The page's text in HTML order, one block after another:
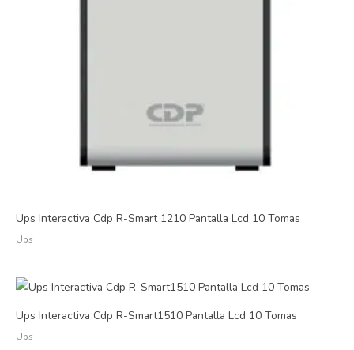
Ups Interactiva Cdp R-Smart 1210 Pantalla Lcd 10 Tomas
Ups
Ups Interactiva Cdp R-Smart1510 Pantalla Lcd 10 Tomas
Ups